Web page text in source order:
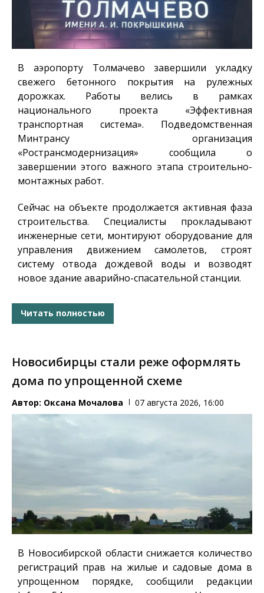
В аэропорту Толмачево завершили укладку
свежего бетонного покрытия на рулежных
дорожках. Работы велись в рамках
национального проекта «Эффективная
транспортная система». Подведомственная
Минтрансу организация
«Ространсмодернизация» сообщила о
завершении этого важного этапа строительно-
монтажных работ.
Сейчас на объекте продолжается активная фаза
строительства. Специалисты прокладывают
инженерные сети, монтируют оборудование для
управления движением самолетов, строят
систему отвода дождевой воды и возводят
новое здание аварийно-спасательной станции.
Читать полностью
Новосибирцы стали реже оформлять
дома по упрощенной схеме
Автор: Оксана Мочалова 07 августа 2026, 16:00
В Новосибирской области снижается количество
регистраций прав на жилые и садовые дома в
упрощенном порядке, сообщили редакции